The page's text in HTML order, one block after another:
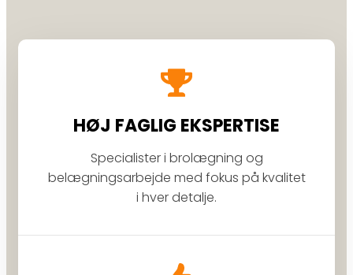
HØJ FAGLIG EKSPERTISE
Specialister i brolægning og
belægningsarbejde med fokus på kvalitet
i hver detalje.